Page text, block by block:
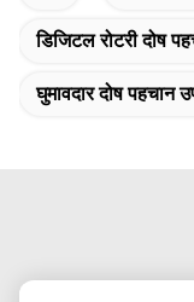
डिजिटल रोटरी दोष
घुमावदार दोष पहचान